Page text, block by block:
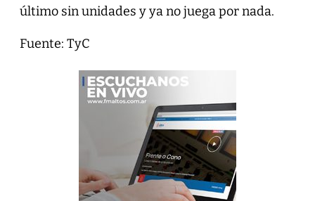
último sin unidades y ya no juega por nada.
Fuente: TyC